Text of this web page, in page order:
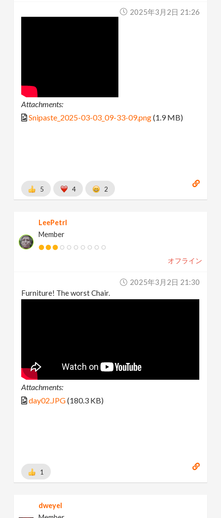
2025年3月2日 21:26
Attachments:
Snipaste_2025-03-03_09-33-09.png(1.9 MB)
5 4 2
LeePetrl
Member
オフライン
2025年3月2日 21:30
Furniture! The worst Chair.
Attachments:
day02.JPG(180.3 KB)
1
dweyel